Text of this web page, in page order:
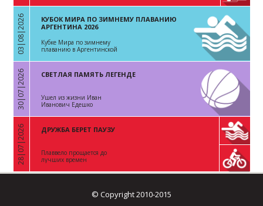
«
03|08|2026
КУБОК МИРА ПО ЗИМНЕМУ ПЛАВАНИЮ
АРГЕНТИНА 2026
Кубке Мира по зимнему
плаванию в Аргентинской
«
30|07|2026 СВЕТЛАЯ ПАМЯТЬ ЛЕГЕНДЕ
Ушел из жизни Иван
Иванович Едешко
«
28|07|2026 ДРУЖБА БЕРЕТ ПАУЗУ
Плаввело прощается до
лучших времен
© Copyright 2010-2015